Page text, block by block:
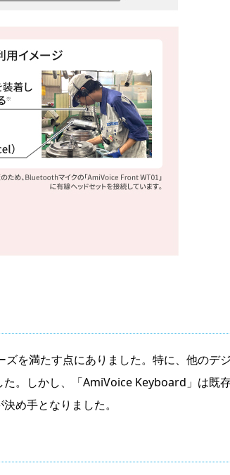
を満たす点にありました。特に、他のデ
。しかし、「AmiVoice Keyboard」は既
め手となりました。